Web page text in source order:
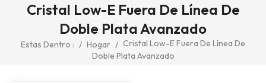
Cristal Low-E Fuera De Línea De
Doble Plata Avanzado
Estas Dentro : / Hogar / Cristal Low-E Fuera De Línea De
Doble Plata Avanzado